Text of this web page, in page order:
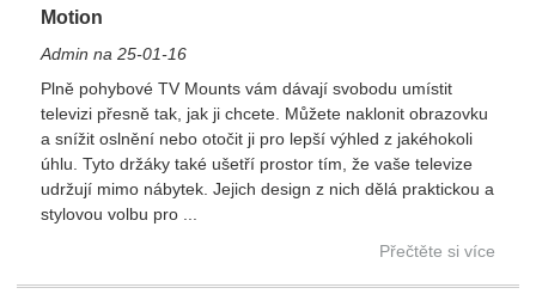
Motion
Admin na 25-01-16
Plně pohybové TV Mounts vám dávají svobodu umístit
televizi přesně tak, jak ji chcete. Můžete naklonit obrazovku
a snížit oslnění nebo otočit ji pro lepší výhled z jakéhokoli
úhlu. Tyto držáky také ušetří prostor tím, že vaše televize
udržují mimo nábytek. Jejich design z nich dělá praktickou a
stylovou volbu pro ...
Přečtěte si více